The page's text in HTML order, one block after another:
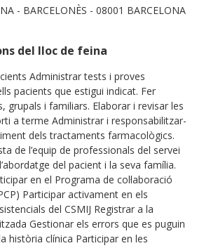
- BARCELONÈS - 08001 BARCELONA
del lloc de feina
Administrar tests i proves
pacients que estigui indicat. Fer
grupals i familiars. Elaborar i revisar les
a terme Administrar i responsabilitzar-
dels tractaments farmacològics.
de l’equip de professionals del servei
del pacient i la seva família.
en el Programa de col·laboració
Participar activament en els
del CSMIJ Registrar a la
Gestionar els errors que es puguin
història clínica Participar en les